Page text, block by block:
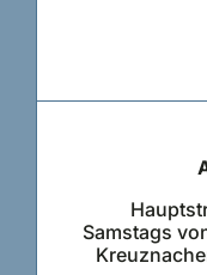
Samstags